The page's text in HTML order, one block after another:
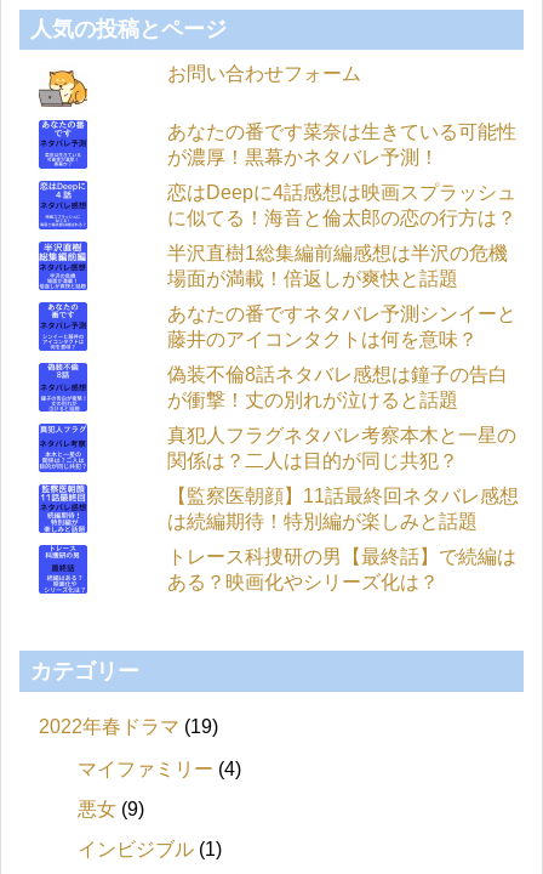
人気の投稿とページ
お問い合わせフォーム
あなたの番です菜奈は生きている可能性
が濃厚！黒幕かネタバレ予測！
恋はDeepに4話感想は映画スプラッシュ
に似てる！海音と倫太郎の恋の行方は？
半沢直樹1総集編前編感想は半沢の危機
場面が満載！倍返しが爽快と話題
あなたの番ですネタバレ予測シンイーと
藤井のアイコンタクトは何を意味？
偽装不倫8話ネタバレ感想は鐘子の告白
が衝撃！丈の別れが泣けると話題
真犯人フラグネタバレ考察本木と一星の
関係は？二人は目的が同じ共犯？
【監察医朝顔】11話最終回ネタバレ感想
は続編期待！特別編が楽しみと話題
トレース科捜研の男【最終話】で続編は
ある？映画化やシリーズ化は？
カテゴリー
2022年春ドラマ (19)
マイファミリー (4)
悪女 (9)
インビジブル (1)